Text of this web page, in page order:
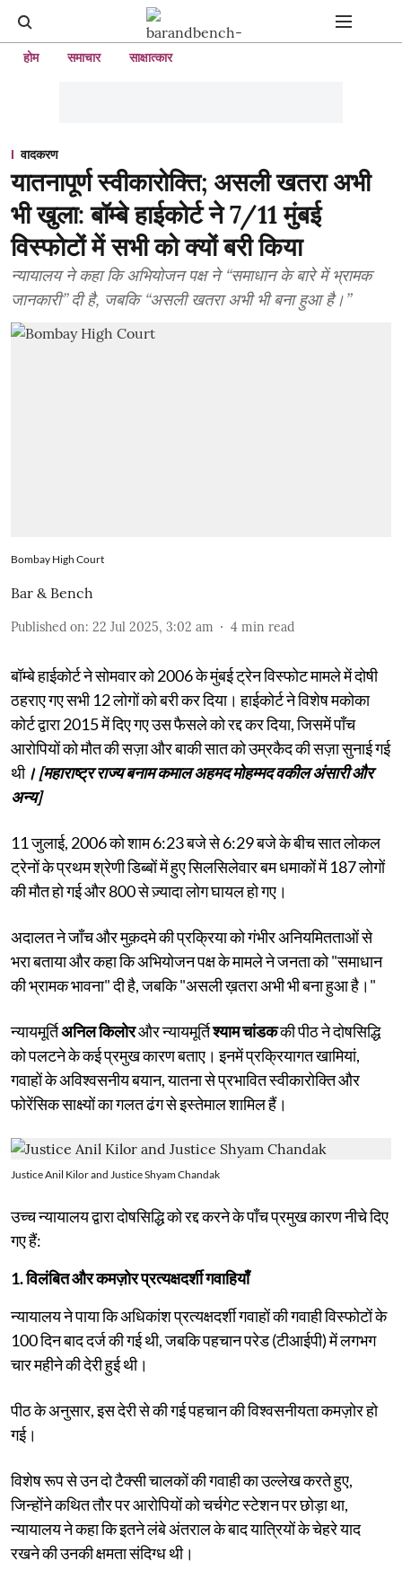
होम समाचार साक्षात्कार
वादकरण
यातनापूर्ण स्वीकारोक्ति; असली खतरा अभी
भी खुला: बॉम्बे हाईकोर्ट ने 7/11 मुंबई
विस्फोटों में सभी को क्यों बरी किया
न्यायालय ने कहा कि अभियोजन पक्ष ने “समाधान के बारे में भ्रामक
जानकारी” दी है, जबकि “असली खतरा अभी भी बना हुआ है।”
Bombay High Court
Bar & Bench
Published on: 22 Jul 2025, 3:02 am 4 min read
बॉम्बे हाईकोर्ट ने सोमवार को 2006 के मुंबई ट्रेन विस्फोट मामले में दोषी
ठहराए गए सभी 12 लोगों को बरी कर दिया। हाईकोर्ट ने विशेष मकोका
कोर्ट द्वारा 2015 में दिए गए उस फैसले को रद्द कर दिया, जिसमें पाँच
आरोपियों को मौत की सज़ा और बाकी सात को उम्रकैद की सज़ा सुनाई गई
थी। [महाराष्ट्र राज्य बनाम कमाल अहमद मोहम्मद वकील अंसारी और
अन्य]
11 जुलाई, 2006 को शाम 6:23 बजे से 6:29 बजे के बीच सात लोकल
ट्रेनों के प्रथम श्रेणी डिब्बों में हुए सिलसिलेवार बम धमाकों में 187 लोगों
की मौत हो गई और 800 से ज़्यादा लोग घायल हो गए।
अदालत ने जाँच और मुक़दमे की प्रक्रिया को गंभीर अनियमितताओं से
भरा बताया और कहा कि अभियोजन पक्ष के मामले ने जनता को "समाधान
की भ्रामक भावना" दी है, जबकि "असली ख़तरा अभी भी बना हुआ है।"
न्यायमूर्तिअनिल किलोरऔर न्यायमूर्तिश्याम चांडककी पीठ ने दोषसिद्धि
को पलटने के कई प्रमुख कारण बताए। इनमें प्रक्रियागत खामियां,
गवाहों के अविश्वसनीय बयान, यातना से प्रभावित स्वीकारोक्ति और
फोरेंसिक साक्ष्यों का गलत ढंग से इस्तेमाल शामिल हैं।
Justice Anil Kilor and Justice Shyam Chandak
उच्च न्यायालय द्वारा दोषसिद्धि को रद्द करने के पाँच प्रमुख कारण नीचे दिए
गए हैं:
1. विलंबित और कमज़ोर प्रत्यक्षदर्शी गवाहियाँ
न्यायालय ने पाया कि अधिकांश प्रत्यक्षदर्शी गवाहों की गवाही विस्फोटों के
100 दिन बाद दर्ज की गई थी, जबकि पहचान परेड (टीआईपी) में लगभग
चार महीने की देरी हुई थी।
पीठ के अनुसार, इस देरी से की गई पहचान की विश्वसनीयता कमज़ोर हो
गई।
विशेष रूप से उन दो टैक्सी चालकों की गवाही का उल्लेख करते हुए,
जिन्होंने कथित तौर पर आरोपियों को चर्चगेट स्टेशन पर छोड़ा था,
न्यायालय ने कहा कि इतने लंबे अंतराल के बाद यात्रियों के चेहरे याद
रखने की उनकी क्षमता संदिग्ध थी।